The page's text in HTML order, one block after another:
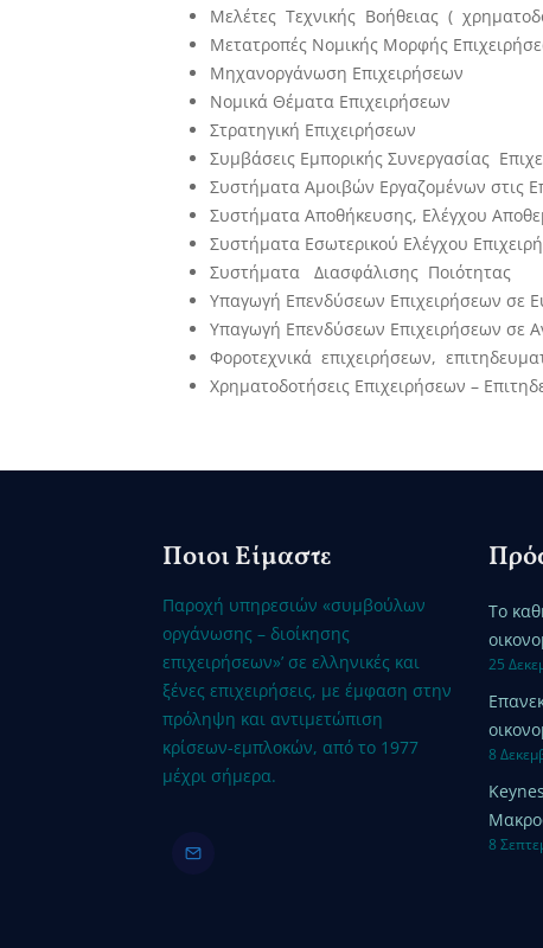
Μελέτες Τεχνικής Βοήθειας (
Μετατροπές Νομικής Μορφής
Μηχανοργάνωση Επιχειρήσεων
Νομικά Θέματα Επιχειρήσεων
Στρατηγική Επιχειρήσεων
Συμβάσεις Εμπορικής Συνεργασίας
Συστήματα Αμοιβών Εργαζομένων στις
Συστήματα Αποθήκευσης, Ελέγχου
Συστήματα Εσωτερικού Ελέγχου
Συστήματα Διασφάλισης Ποιότητας
Υπαγωγή Επενδύσεων Επιχειρήσεων σε
Υπαγωγή Επενδύσεων Επιχειρήσεων σε
Φοροτεχνικά επιχειρήσεων,
Χρηματοδοτήσεις Επιχειρήσεων –
Ποιοι Είμαστε
Παροχή υπηρεσιών «συμβούλων
οργάνωσης – διοίκησης
επιχειρήσεων»’ σε ελληνικές και
ξένες επιχειρήσεις, με έμφαση στην
πρόληψη και αντιμετώπιση
κρίσεων-εμπλοκών, από το 1977
μέχρι σήμερα.
Το
25
8
8